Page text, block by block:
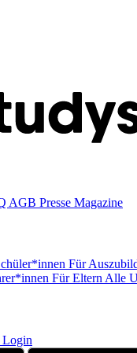
AGB Presse Magazine
Für
Für Eltern Alle
Login